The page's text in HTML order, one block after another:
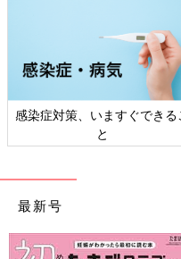
・
日本外来小児科学会リー
ト検討会
最新号